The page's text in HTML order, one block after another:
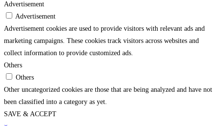
Advertisement
Advertisement
Advertisement cookies are used to provide visitors with relevant ads and
marketing campaigns. These cookies track visitors across websites and
collect information to provide customized ads.
Others
Others
Other uncategorized cookies are those that are being analyzed and have not
been classified into a category as yet.
SAVE & ACCEPT